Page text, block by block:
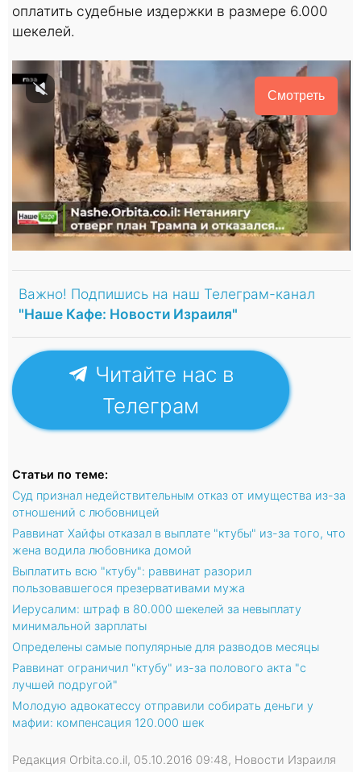
оплатить судебные издержки в размере 6.000
шекелей.
Смотреть
Важно! Подпишись на наш Телеграм-канал
"Наше Кафе: Новости Израиля"
Читайте нас в
Телеграм
Статьи по теме:
Суд признал недействительным отказ от имущества из-за
отношений с любовницей
Раввинат Хайфы отказал в выплате "ктубы" из-за того, что
жена водила любовника домой
Выплатить всю "ктубу": раввинат разорил
пользовавшегося презервативами мужа
Иерусалим: штраф в 80.000 шекелей за невыплату
минимальной зарплаты
Определены самые популярные для разводов месяцы
Раввинат ограничил "ктубу" из-за полового акта "с
лучшей подругой"
Молодую адвокатессу отправили собирать деньги у
мафии: компенсация 120.000 шек
Редакция Orbita.co.il, 05.10.2016 09:48, Новости Израиля